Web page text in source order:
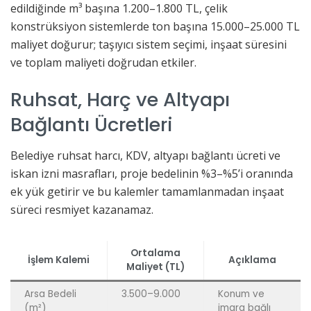
edildiğinde m³ başına 1.200–1.800 TL, çelik
konstrüksiyon sistemlerde ton başına 15.000–25.000 TL
maliyet doğurur; taşıyıcı sistem seçimi, inşaat süresini
ve toplam maliyeti doğrudan etkiler.
Ruhsat, Harç ve Altyapı
Bağlantı Ücretleri
Belediye ruhsat harcı, KDV, altyapı bağlantı ücreti ve
iskan izni masrafları, proje bedelinin %3–%5’i oranında
ek yük getirir ve bu kalemler tamamlanmadan inşaat
süreci resmiyet kazanamaz.
İşlem Kalemi
Ortalama
Maliyet (TL)
Açıklama
Arsa Bedeli
(m²)
3.500–9.000
Konum ve
imara bağlı